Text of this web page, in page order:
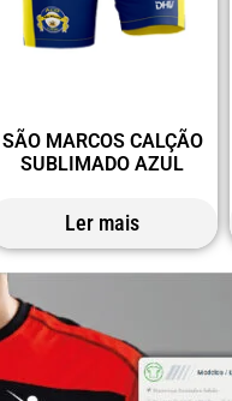
SÃO MARCOS CALÇÃO
SUBLIMADO AZUL
Ler mais